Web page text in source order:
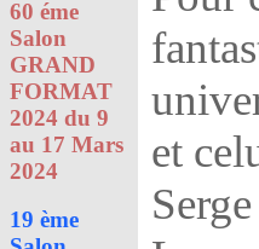
60 éme
Salon
GRAND
FORMAT
2024 du 9
au 17 Mars
2024
19 ème
et